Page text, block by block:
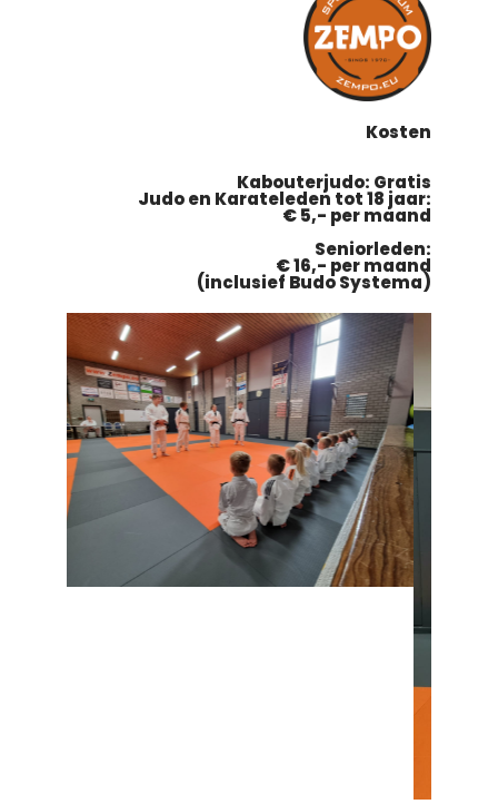
Kosten
Kabouterjudo: Gratis
Judo en Karateleden tot 18 jaar:
€ 5,- per maand
Seniorleden:
€ 16,- per maand
(inclusief Budo Systema)